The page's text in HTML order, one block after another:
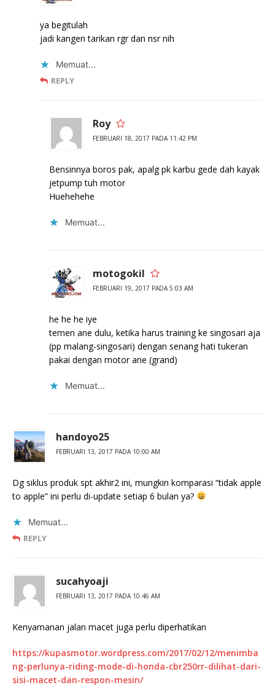
ya begitulah
jadi kangen tarikan rgr dan nsr nih
Memuat...
REPLY
Roy
FEBRUARI 18, 2017 PADA 11:42 PM
Bensinnya boros pak, apalg pk karbu gede dah kayak
jetpump tuh motor
Huehehehe
Memuat...
motogokil
FEBRUARI 19, 2017 PADA 5:03 AM
he he he iye
temen ane dulu, ketika harus training ke singosari aja
(pp malang-singosari) dengan senang hati tukeran
pakai dengan motor ane (grand)
Memuat...
handoyo25
FEBRUARI 13, 2017 PADA 10:00 AM
Dg siklus produk spt akhir2 ini, mungkin komparasi “tidak apple
to apple” ini perlu di-update setiap 6 bulan ya?
Memuat...
REPLY
sucahyoaji
FEBRUARI 13, 2017 PADA 10:46 AM
Kenyamanan jalan macet juga perlu diperhatikan
https://kupasmotor.wordpress.com/2017/02/12/menimba
ng-perlunya-riding-mode-di-honda-cbr250rr-dilihat-dari-
sisi-macet-dan-respon-mesin/